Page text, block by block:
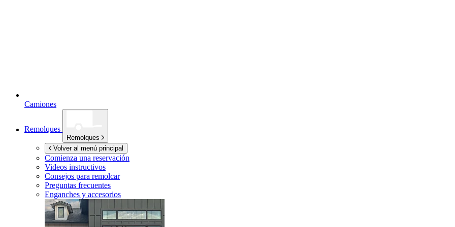
Camiones
Remolques
Remolques
Volver al menú principal
Comienza una reservación
Videos instructivos
Consejos para remolcar
Preguntas frecuentes
Enganches y accesorios